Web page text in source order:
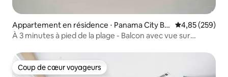
Appartement en résidence ⋅ Panama City Be
ach
Évaluation
4,85 (259)
À 3 minutes à pied de la plage - Balcon avec vue sur
Coup de cœur voyageurs
Coup de cœur voyageurs